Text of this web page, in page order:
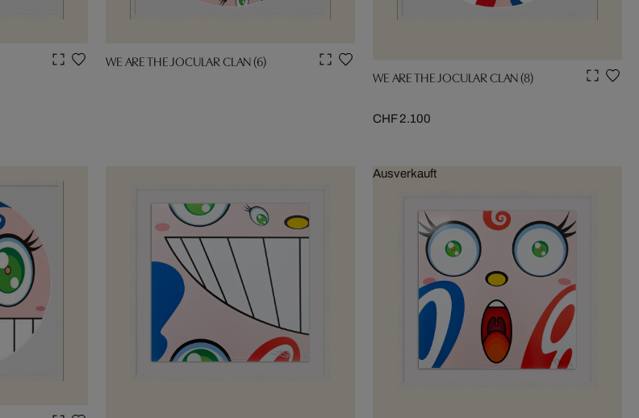
WE ARE THE JOCULAR CLAN (6)
WE ARE THE JOCULAR CLAN (8)
CHF 2.100
Ausverkauft